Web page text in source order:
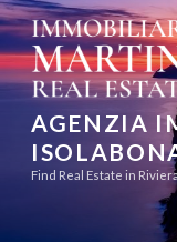
Salta
al
contenuto
AGENZIA
Find Real Estate in